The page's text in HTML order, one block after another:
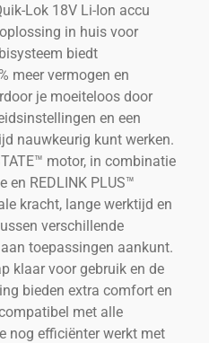
Lok 18V Li-Ion accu
in huis voor
biedt
meer vermogen en
je moeiteloos door
en een
nauwkeurig kunt werken.
motor, in combinatie
en REDLINK PLUS™
kracht, lange werktijd en
verschillende
toepassingen aankunt.
klaar voor gebruik en de
bieden extra comfort en
met alle
nog efficiënter werkt met